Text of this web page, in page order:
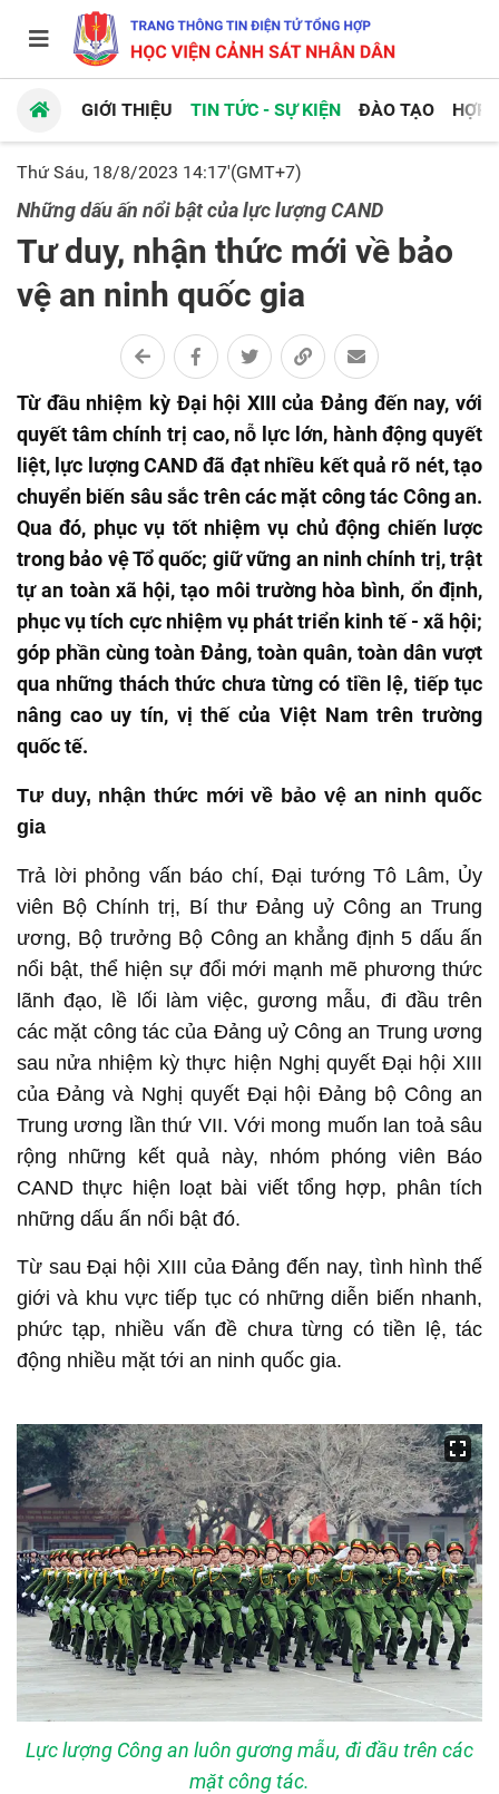
GIỚI THIỆU TIN TỨC - SỰ KIỆN ĐÀO TẠO HỢP
Thứ Sáu, 18/8/2023 14:17'(GMT+7)
Những dấu ấn nổi bật của lực lượng CAND
Tư duy, nhận thức mới về bảo
vệ an ninh quốc gia
Từ đầu nhiệm kỳ Đại hội XIII của Đảng đến nay, với
quyết tâm chính trị cao, nỗ lực lớn, hành động quyết
liệt, lực lượng CAND đã đạt nhiều kết quả rõ nét, tạo
chuyển biến sâu sắc trên các mặt công tác Công an.
Qua đó, phục vụ tốt nhiệm vụ chủ động chiến lược
trong bảo vệ Tổ quốc; giữ vững an ninh chính trị, trật
tự an toàn xã hội, tạo môi trường hòa bình, ổn định,
phục vụ tích cực nhiệm vụ phát triển kinh tế - xã hội;
góp phần cùng toàn Đảng, toàn quân, toàn dân vượt
qua những thách thức chưa từng có tiền lệ, tiếp tục
nâng cao uy tín, vị thế của Việt Nam trên trường
quốc tế.
Tư duy, nhận thức mới về bảo vệ an ninh quốc
gia
Trả lời phỏng vấn báo chí, Đại tướng Tô Lâm, Ủy
viên Bộ Chính trị, Bí thư Đảng uỷ Công an Trung
ương, Bộ trưởng Bộ Công an khẳng định 5 dấu ấn
nổi bật, thể hiện sự đổi mới mạnh mẽ phương thức
lãnh đạo, lề lối làm việc, gương mẫu, đi đầu trên
các mặt công tác của Đảng uỷ Công an Trung ương
sau nửa nhiệm kỳ thực hiện Nghị quyết Đại hội XIII
của Đảng và Nghị quyết Đại hội Đảng bộ Công an
Trung ương lần thứ VII. Với mong muốn lan toả sâu
rộng những kết quả này, nhóm phóng viên Báo
CAND thực hiện loạt bài viết tổng hợp, phân tích
những dấu ấn nổi bật đó.
Từ sau Đại hội XIII của Đảng đến nay, tình hình thế
giới và khu vực tiếp tục có những diễn biến nhanh,
phức tạp, nhiều vấn đề chưa từng có tiền lệ, tác
động nhiều mặt tới an ninh quốc gia.
Lực lượng Công an luôn gương mẫu, đi đầu trên các
mặt công tác.